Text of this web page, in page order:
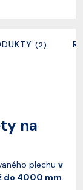
(2)
na
plechu v
do 4000 mm.